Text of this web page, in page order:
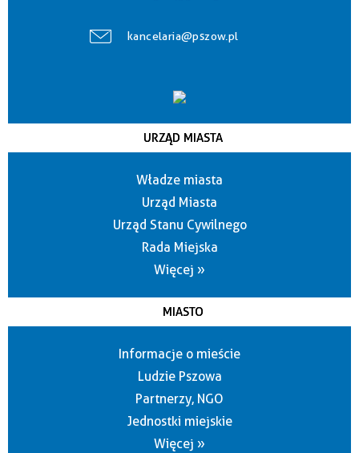
kancelaria@pszow.pl
URZĄD MIASTA
Władze miasta
Urząd Miasta
Urząd Stanu Cywilnego
Rada Miejska
Więcej »
MIASTO
Informacje o mieście
Ludzie Pszowa
Partnerzy, NGO
Jednostki miejskie
Więcej »